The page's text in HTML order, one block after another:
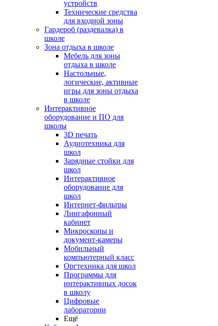
устройств
Технические средства
для входной зоны
Гардероб (раздевалка) в
школе
Зона отдыха в школе
Мебель для зоны
отдыха в школе
Настольные,
логические, активные
игры для зоны отдыха
в школе
Интерактивное
оборудование и ПО для
школы
3D печать
Аудиотехника для
школ
Зарядные стойки для
школ
Интерактивное
оборудование для
школ
Интернет-фильтры
Лингафонный
кабинет
Микроскопы и
документ-камеры
Мобильный
компьютерный класс
Оргтехника для школ
Программы для
интерактивных досок
в школу
Цифровые
лаборатории
Ещё